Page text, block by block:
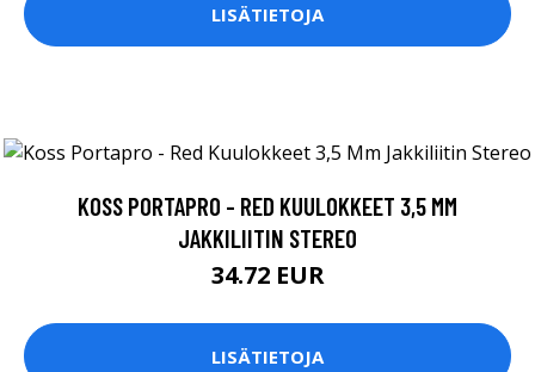
LISÄTIETOJA
KOSS PORTAPRO - RED KUULOKKEET 3,5 MM
JAKKILIITIN STEREO
34.72 EUR
LISÄTIETOJA